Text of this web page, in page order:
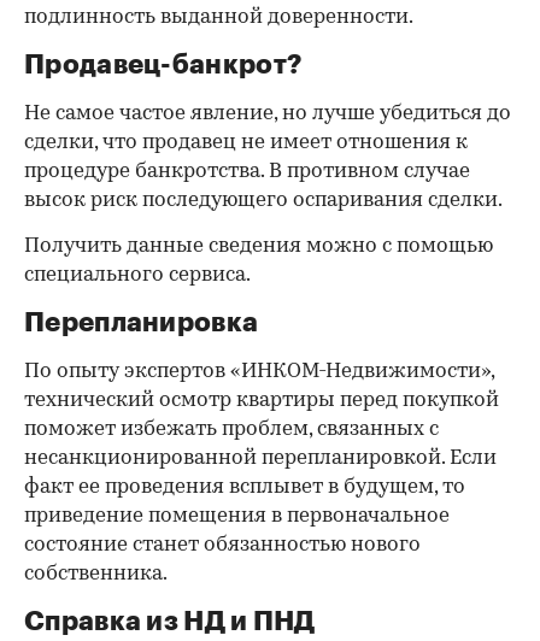
подлинность выданной доверенности.
Продавец-банкрот?
Не самое частое явление, но лучше убедиться до
сделки, что продавец не имеет отношения к
процедуре банкротства. В противном случае
высок риск последующего оспаривания сделки.
Получить данные сведения можно с помощью
специального сервиса.
Перепланировка
По опыту экспертов «ИНКОМ-Недвижимости»,
технический осмотр квартиры перед покупкой
поможет избежать проблем, связанных с
несанкционированной перепланировкой. Если
факт ее проведения всплывет в будущем, то
приведение помещения в первоначальное
состояние станет обязанностью нового
собственника.
Справка из НД и ПНД